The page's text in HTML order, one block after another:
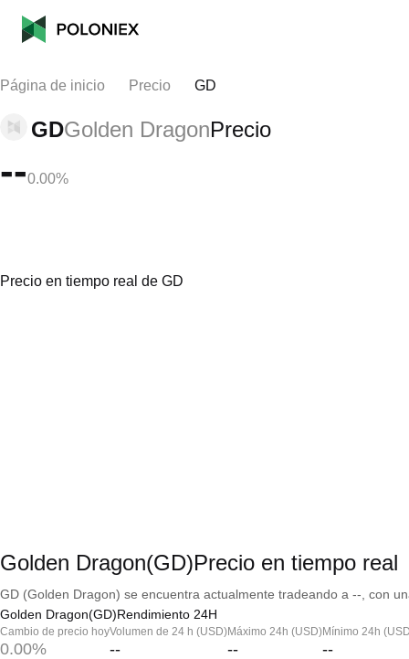
Página de inicio Precio GD
GDGolden DragonPrecio
--0.00%
Precio en tiempo real de GD
Golden Dragon(GD)Precio en tiempo real
GD (Golden Dragon) se encuentra actualmente tradeando a --, con
Golden Dragon(GD)Rendimiento 24H
Cambio de precio hoy
0.00%
Volumen de 24 h (USD)
--
Máximo 24h (USD)
--
Mínimo 24h
--